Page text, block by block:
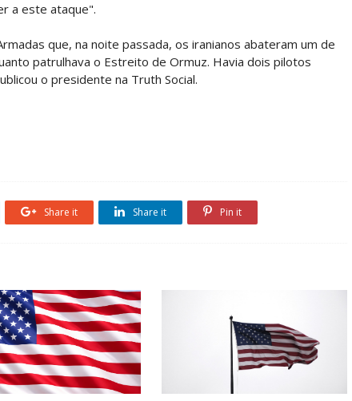
a este ataque".
que, na noite passada, os iranianos abateram um de
patrulhava o Estreito de Ormuz. Havia dois pilotos
o presidente na Truth Social.
Share it Share it Pin it